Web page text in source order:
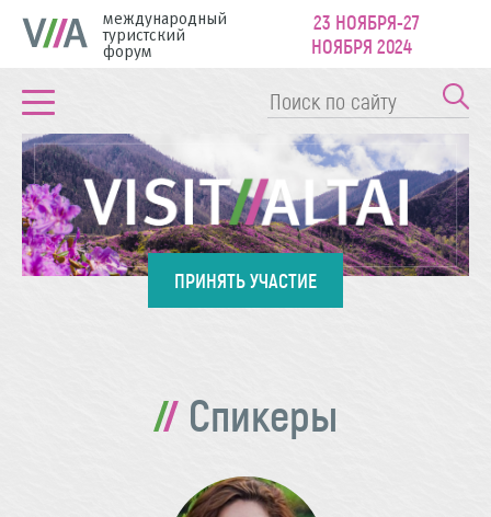
международный
туристский
форум
23 НОЯБРЯ-27
НОЯБРЯ 2024
ПРИНЯТЬ УЧАСТИЕ
Спикеры